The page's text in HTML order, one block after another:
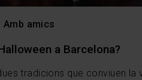
Amb amics
a Barcelona?
tradicions que conviuen